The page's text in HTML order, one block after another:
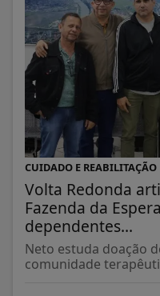
CUIDADO E REABILITAÇÃO
Volta Redonda
Fazenda da
dependentes...
Neto estuda doação
comunidade